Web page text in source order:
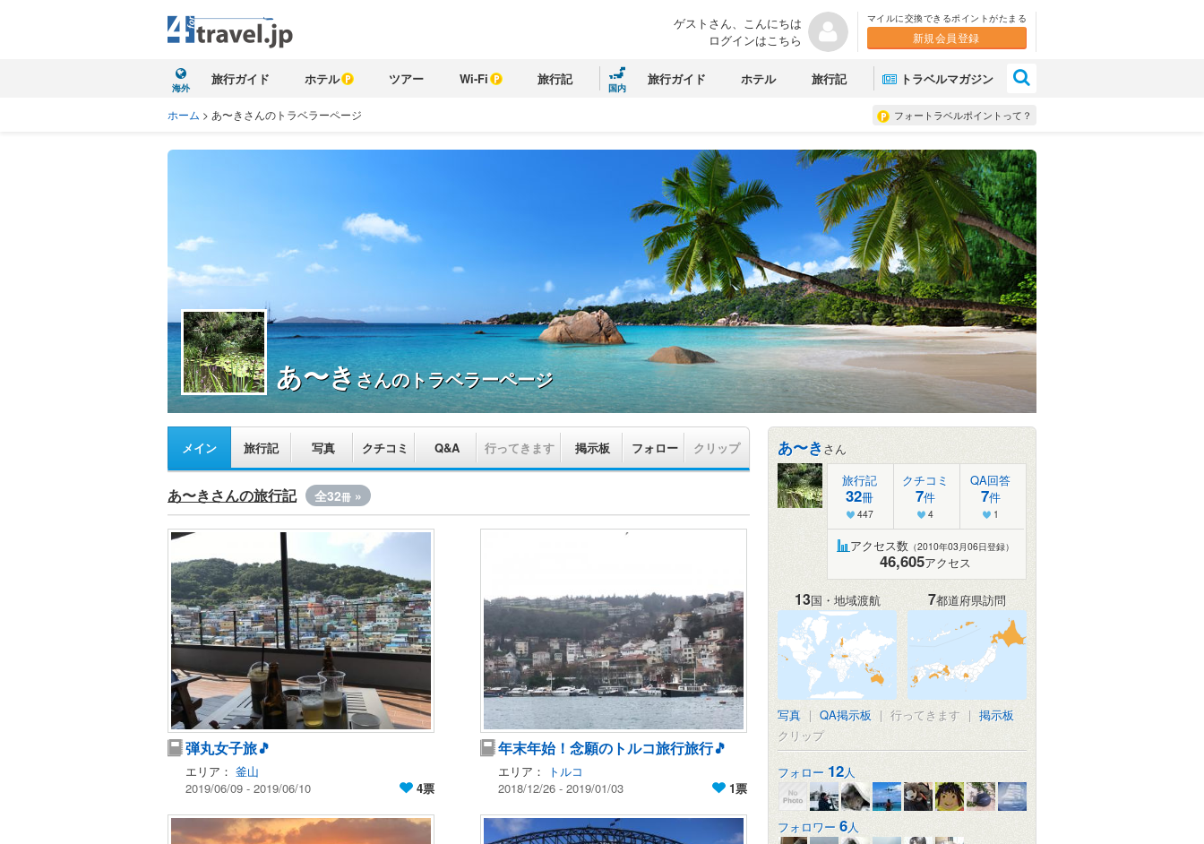
ゲストさん、こんにちは
ログインはこちら
マイルに交換できるポイントがたまる
新規会員登録
海外
旅行ガイド ホテル ツアー Wi-Fi 旅行記
国内
旅行ガイド ホテル 旅行記 トラベルマガジン
フォートラベルポイントって？
ホーム > あ〜きさんのトラベラーページ
あ〜きさんのトラベラーページ
メイン 旅行記 写真 クチコミ Q&A 行ってきます 掲示板 フォロー クリップ
あ〜きさんの旅行記 全32冊 »
弾丸女子旅🎵
エリア： 釜山
2019/06/09 - 2019/06/10
4票
年末年始！念願のトルコ旅行旅行🎵
エリア：
トルコ
2018/12/26 - 2019/01/03
1票
あ〜きさん
旅行記
32冊
447
クチコミ
7件
4
QA回答
7件
1
アクセス数 （2010年03月06日登録）
46,605アクセス
13国・地域渡航 7都道府県訪問
写真 | QA掲示板 | 行ってきます | 掲示板
クリップ
フォロー 12人
フォロワー 6人